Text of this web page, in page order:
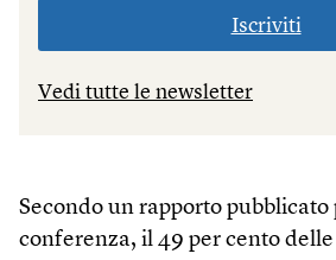
Iscriviti
Vedi tutte le newsletter
Secondo un rapporto
conferenza, il 49 per cento